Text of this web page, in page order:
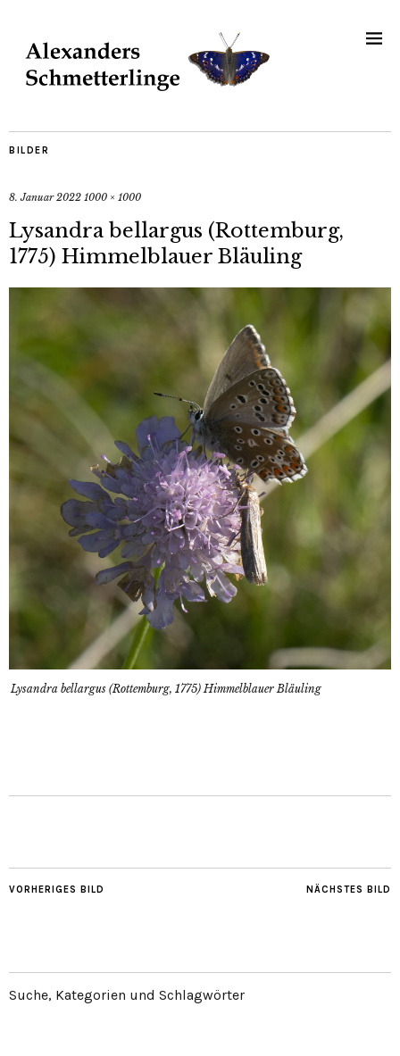
BILDER
8. Januar 2022 1000 × 1000
Lysandra bellargus (Rottemburg,
1775) Himmelblauer Bläuling
Lysandra bellargus (Rottemburg, 1775) Himmelblauer Bläuling
NÄCHSTES BILD
VORHERIGES BILD
Suche, Kategorien und Schlagwörter